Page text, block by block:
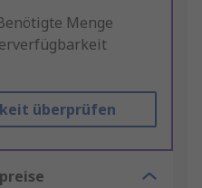
Menge
überprüfen